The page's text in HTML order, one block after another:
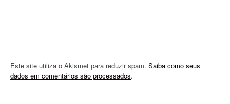
Este site utiliza o Akismet para reduzir spam. Saiba como seus
dados em comentários são processados.